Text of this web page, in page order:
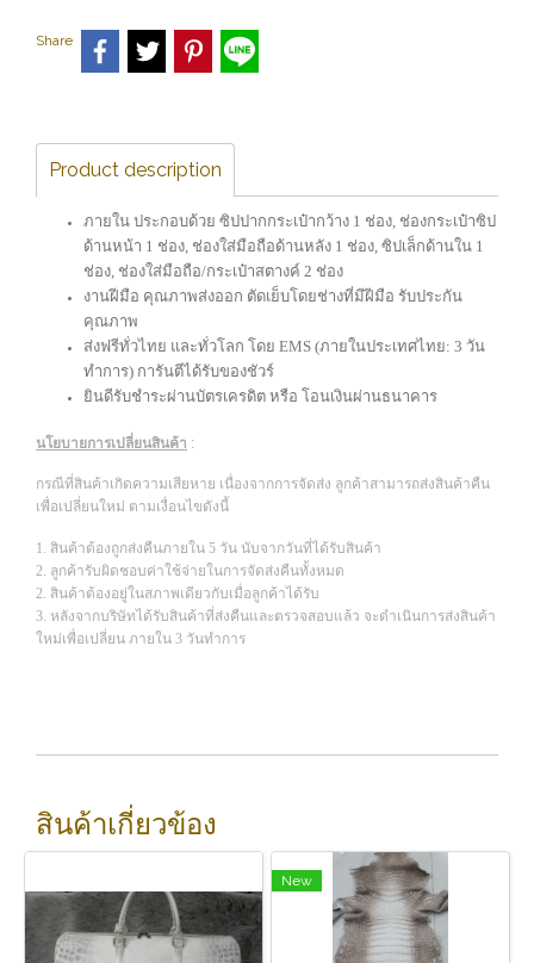
Share
Product description
ภายใน ประกอบด้วย ซิปปากกระเป๋ากว้าง 1 ช่อง, ช่องกระเป๋าซิป
ด้านหน้า 1 ช่อง, ช่องใส่มือถือด้านหลัง 1 ช่อง, ซิปเล็กด้านใน 1
ช่อง, ช่องใส่มือถือ/กระเป๋าสตางค์ 2 ช่อง
งานฝีมือ คุณภาพส่งออก ตัดเย็บโดยช่างที่มีฝีมือ รับประกัน
คุณภาพ
ส่งฟรีทั่วไทย และทั่วโลก โดย EMS (ภายในประเทศไทย: 3 วัน
ทำการ) การันตีได้รับของชัวร์
ยินดีรับชำระผ่านบัตรเครดิต หรือ โอนเงินผ่านธนาคาร
นโยบายการเปลี่ยนสินค้า :
กรณีที่สินค้าเกิดความเสียหาย เนื่องจากการจัดส่ง ลูกค้าสามารถส่งสินค้าคืน
เพื่อเปลี่ยนใหม่ ตามเงื่อนไขดังนี้
1. สินค้าต้องถูกส่งคืนภายใน 5 วัน นับจากวันที่ได้รับสินค้า
2. ลูกค้ารับผิดชอบค่าใช้จ่ายในการจัดส่งคืนทั้งหมด
2. สินค้าต้องอยู่ในสภาพเดียวกับเมื่อลูกค้าได้รับ
3. หลังจากบริษัทได้รับสินค้าที่ส่งคืนและตรวจสอบแล้ว จะดำเนินการส่งสินค้า
ใหม่เพื่อเปลี่ยน ภายใน 3 วันทำการ
สินค้าเกี่ยวข้อง
New